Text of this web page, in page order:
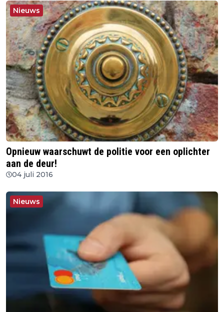
Nieuws
Opnieuw waarschuwt de politie voor een oplichter
aan de deur!
04 juli 2016
Nieuws